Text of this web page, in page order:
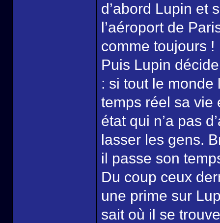
d’abord Lupin et
l’aéroport de
comme toujours !
Puis Lupin
: si tout le
temps réel sa vie
état qui n’a pas
lasser les gens.
il passe son
Du coup ceux
une prime sur
sait où il se